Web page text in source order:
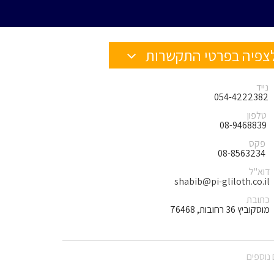
בפרטי התקשרות
נייד
054-4222382
טלפון
08-9468839
פקס
08-8563234
דוא"ל
shabib@pi-gliloth.co.il
כתובת
מוסקוביץ 36 רחובות, 76468